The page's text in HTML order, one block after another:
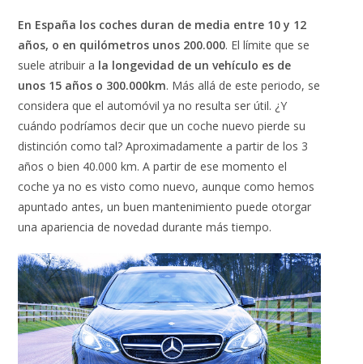
En España los coches duran de media entre 10 y 12
años, o en quilómetros unos 200.000. El límite que se
suele atribuir a la longevidad de un vehículo es de
unos 15 años o 300.000km. Más allá de este periodo, se
considera que el automóvil ya no resulta ser útil. ¿Y
cuándo podríamos decir que un coche nuevo pierde su
distinción como tal? Aproximadamente a partir de los 3
años o bien 40.000 km. A partir de ese momento el
coche ya no es visto como nuevo, aunque como hemos
apuntado antes, un buen mantenimiento puede otorgar
una apariencia de novedad durante más tiempo.